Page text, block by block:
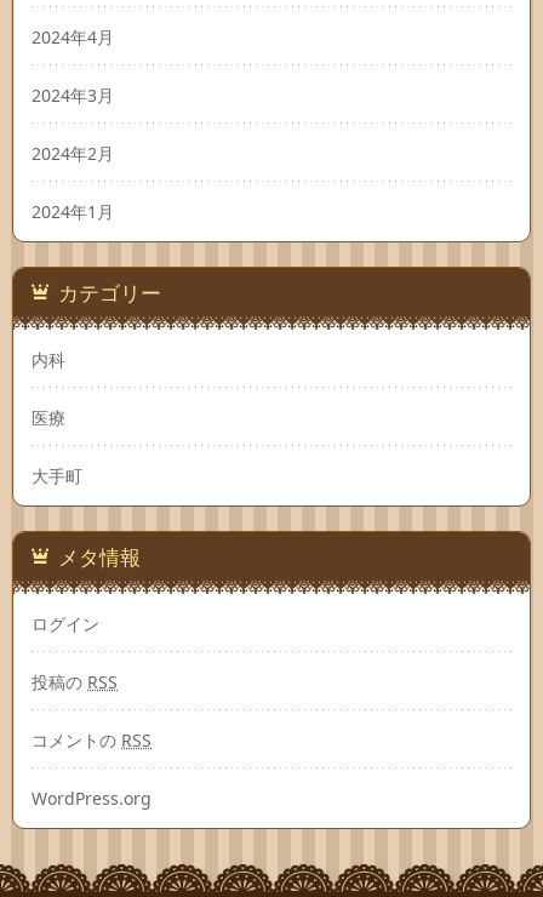
2024年4月
2024年3月
2024年2月
2024年1月
カテゴリー
内科
医療
大手町
メタ情報
ログイン
投稿の RSS
コメントの RSS
WordPress.org